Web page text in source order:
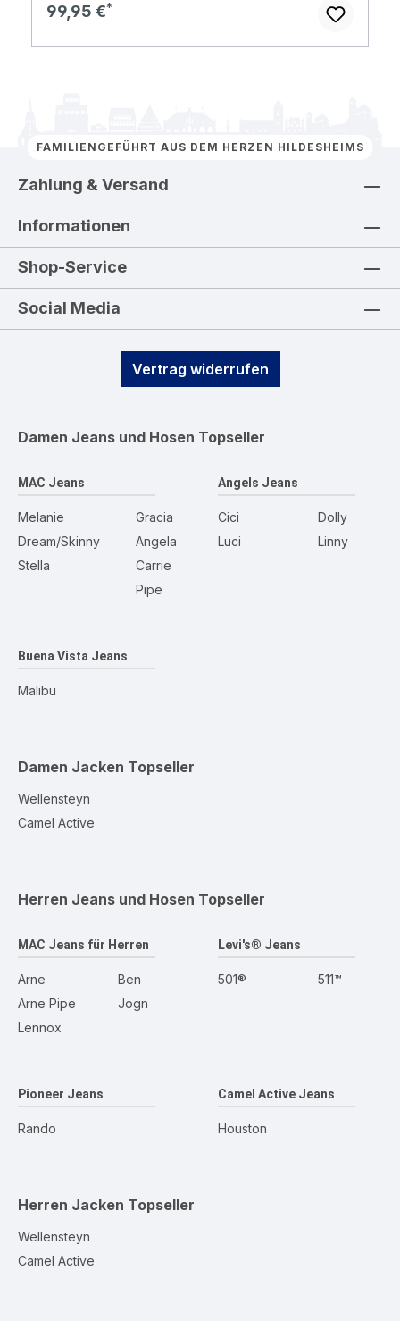
Regulärer Preis:
99,95 €
FAMILIENGEFÜHRT AUS DEM HERZEN HILDESHEIMS
Zahlung & Versand
Informationen
Shop-Service
Social Media
Vertrag widerrufen
Damen Jeans und Hosen Topseller
MAC Jeans
Melanie
Dream/Skinny
Stella
Gracia
Angela
Carrie
Pipe
Angels Jeans
Cici
Luci
Dolly
Linny
Buena Vista Jeans
Malibu
Damen Jacken Topseller
Wellensteyn
Camel Active
Herren Jeans und Hosen Topseller
MAC Jeans für Herren
Arne
Arne Pipe
Lennox
Ben
Jogn
Levi's® Jeans
501® 511™
Pioneer Jeans
Rando
Camel Active Jeans
Houston
Herren Jacken Topseller
Wellensteyn
Camel Active